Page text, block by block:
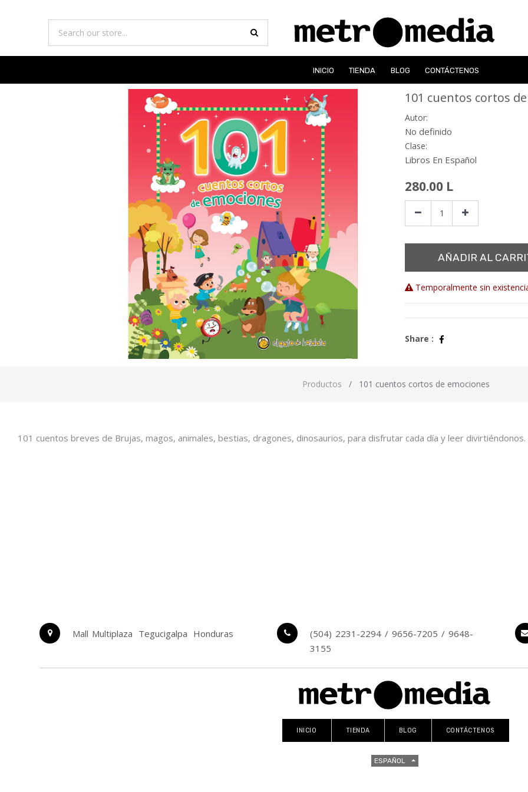
INICIO TIENDA BLOG CONTÁCTENOS
101 cuentos cortos
Autor:
No definido
Clase:
Libros En Español
280.00 L
AÑADIR AL
Temporalmente sin
Share :
Productos 101 cuentos cortos de emociones
101 cuentos breves de Brujas, magos, animales, bestias, dragones, dinosaurios, para disfrutar cada día y leer divirtiéndonos.
Mall Multiplaza Tegucigalpa Honduras
(504) 2231-2294 / 9656-7205 / 9648-
3155
INICIO TIENDA BLOG CONTÁCTENOS
ESPAÑOL